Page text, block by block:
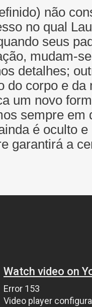
não
no qual
seus
mudam-
detalhes;
do corpo e da
um novo
sempre em
é oculto
garantirá a